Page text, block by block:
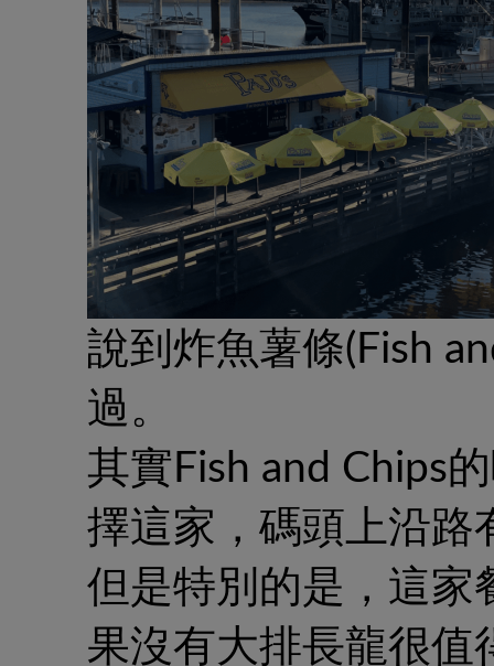
說到炸魚薯條(Fish
過。
其實Fish and Chips
擇這家，碼頭上沿路
但是特別的是，這家
果沒有大排長龍很值